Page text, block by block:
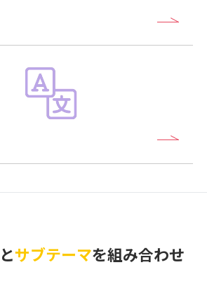
とサブテーマを組み合わせ